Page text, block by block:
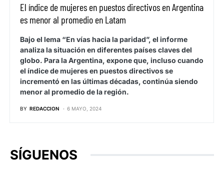
El índice de mujeres en puestos directivos en Argentina
es menor al promedio en Latam
Bajo el lema “En vías hacia la paridad”, el informe
analiza la situación en diferentes países claves del
globo. Para la Argentina, expone que, incluso cuando
el índice de mujeres en puestos directivos se
incrementó en las últimas décadas, continúa siendo
menor al promedio de la región.
BY REDACCION 6 MAYO, 2024
SÍGUENOS